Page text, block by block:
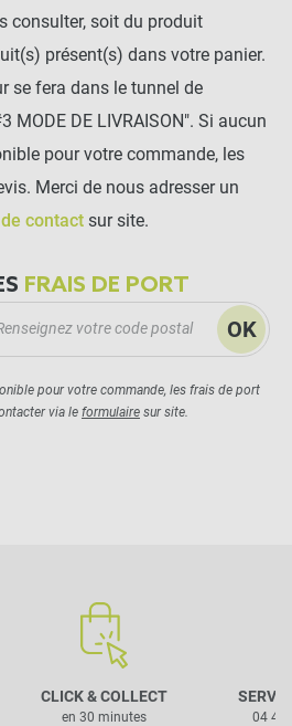
consulter, soit du produit
présent(s) dans votre panier.
se fera dans le tunnel de
MODE DE LIVRAISON". Si aucun
pour votre commande, les
Merci de nous adresser un
contact sur site.
FRAIS DE PORT
OK
pour votre commande, les frais de port
via le formulaire sur site.
CLICK & COLLECT
en 30 minutes 04 42